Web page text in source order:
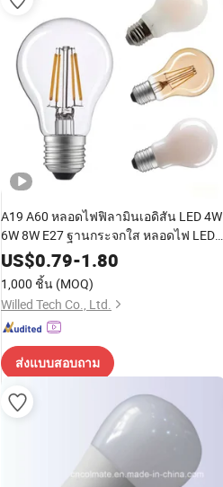
A19 A60 หลอดไฟฟิลามินเอดิสัน LED 4W
6W 8W E27 ฐานกระจกใส หลอดไฟ LED
คริสตัลสมัยใหม่ สำหรับตกแต่งที่อยู่อาศัย
ประหยัดพลังงาน สายไฟตกแต่ง
US$0.79-1.80
1,000 ชิ้น (MOQ)
Willed Tech Co., Ltd.
ส่งแบบสอบถาม